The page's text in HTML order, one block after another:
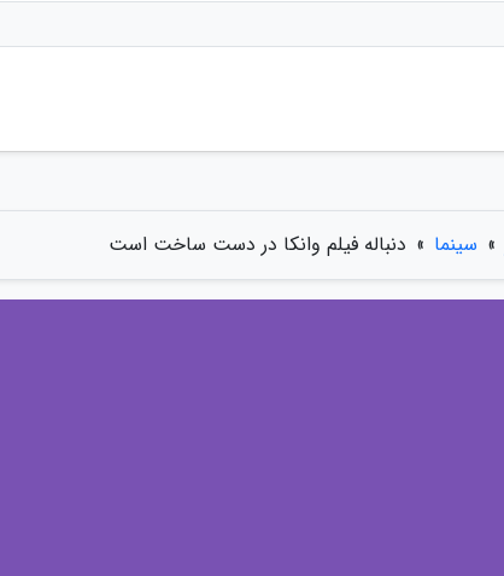
» سینما » دنباله فیلم وانکا در دست ساخت است